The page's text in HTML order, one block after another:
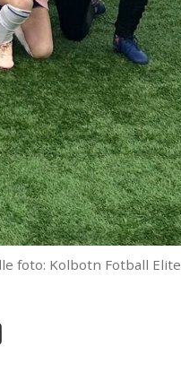
foto: Kolbotn Fotball Elite